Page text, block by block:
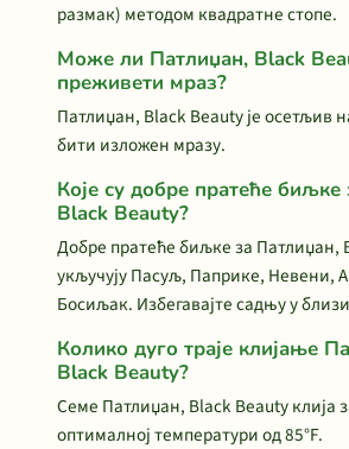
размак) методом квадратне стопе.
Може ли Патлиџан, Black
преживети мраз?
Патлиџан, Black Beauty је осетљив
бити изложен мразу.
Које су добре пратеће
Black Beauty?
Добре пратеће биљке за Патлиџан,
укључују Пасуљ, Паприке, Невени,
Босиљак. Избегавајте садњу у
Колико дуго траје клијање
Black Beauty?
Семе Патлиџан, Black Beauty клија
оптималној температури од 85°F.